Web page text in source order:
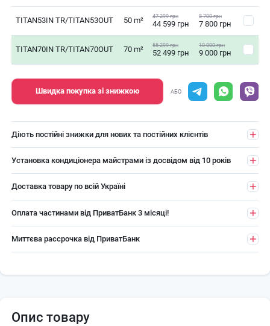
TITAN53IN TR/TITAN53OUT 50 m² 47 299 грн
44 599 грн
8 700 грн
7 800 грн
TITAN70IN TR/TITAN70OUT 70 m² 55 299 грн
52 499 грн
10 000 грн
9 000 грн
Швидка покупка зі знижкою АБО
Діють постійні знижки для нових та постійних клієнтів
Установка кондиціонера майстрами із досвідом від 10 років
Доставка товару по всій Україні
Оплата частинами від ПриватБанк 3 місяці!
Миттєва рассрочка від ПриватБанк
Опис товару